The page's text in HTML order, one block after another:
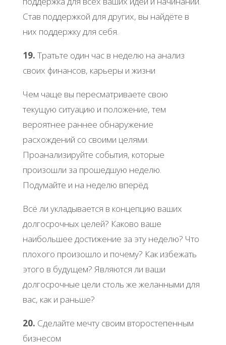
Став поддержкой для других, вы найдёте в
них поддержку для себя.
19. Тратьте один час в неделю на анализ
своих финансов, карьеры и жизни
Чем чаще вы пересматриваете свою
текущую ситуацию и положение, тем
вероятнее раннее обнаружение
расхождений со своими целями.
Проанализируйте события, которые
произошли за прошедшую неделю.
Подумайте и на неделю вперёд.
Всё ли укладывается в концепцию ваших
долгосрочных целей? Каково ваше
наибольшее достижение за эту неделю? Что
плохого произошло и почему? Как избежать
этого в будущем? Являются ли ваши
долгосрочные цели столь же желанными для
вас, как и раньше?
20. Сделайте мечту своим второстепенным
бизнесом